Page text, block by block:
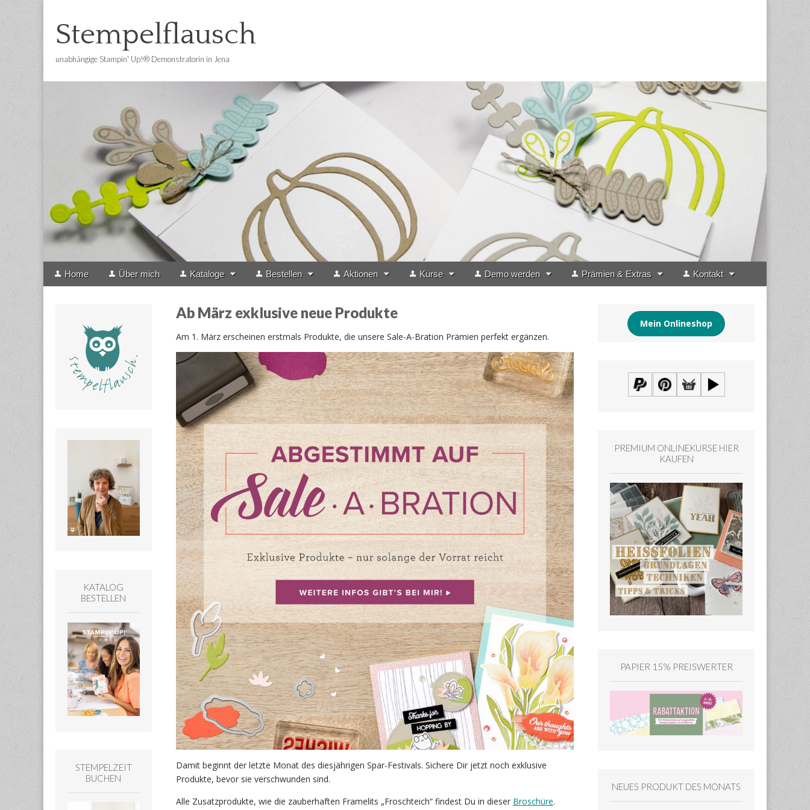
Stempelflausch
unabhängige Stampin' Up!® Demonstratorin in Jena
Main
Skip
Home Über mich Kataloge Bestellen Aktionen Kurse Demo werden Prämien & Extras Kontakt
Ab März exklusive neue Produkte
Am 1. März erscheinen erstmals Produkte, die unsere Sale-A-Bration Prämien perfekt ergänzen.
Damit beginnt der letzte Monat des diesjährigen Spar-Festivals. Sichere Dir jetzt noch exklusive
Produkte, bevor sie verschwunden sind.
Alle Zusatzprodukte, wie die zauberhaften Framelits „Froschteich“ findest Du in dieser Broschüre.
KATALOG
BESTELLEN
STEMPELZEIT
BUCHEN
Mein Onlineshop
PREMIUM ONLINEKURSE HIER
KAUFEN
PAPIER 15% PREISWERTER
NEUES PRODUKT DES MONATS